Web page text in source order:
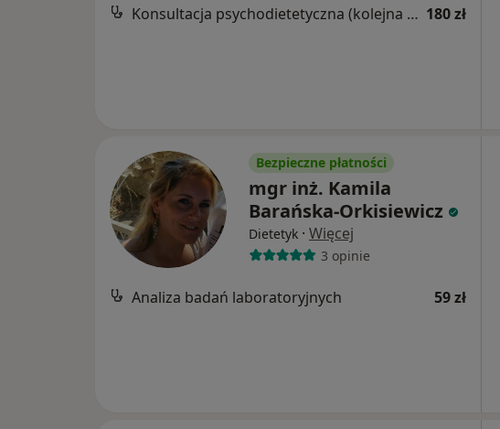
Konsultacja psychodietetyczna (kolejna wizyta) 180 zł
Bezpieczne płatności
mgr inż. Kamila
Barańska-Orkisiewicz
Dietetyk · Więcej
3 opinie
Analiza badań laboratoryjnych 59 zł